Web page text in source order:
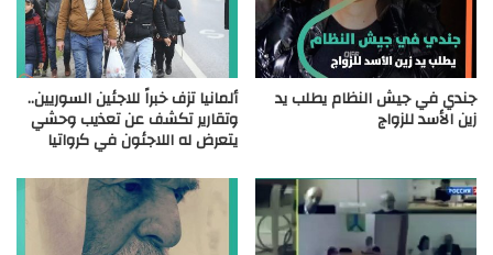
جندي في جيش النظام يطلب يد
زين الأسد للزواج
ألمانيا تزف خبراً للاجئين السوريين..
وتقارير تكشف عن تعذيب وحشي
يتعرض له اللاجئون في كرواتيا